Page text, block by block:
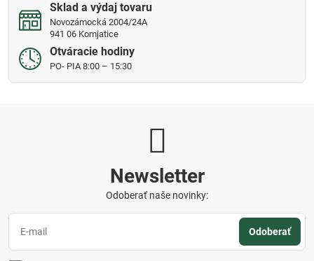
Sklad a výdaj tovaru
Novozámocká 2004/24A
941 06 Komjatice
Otváracie hodiny
PO- PIA 8:00 – 15:30
Newsletter
Odoberať naše novinky:
Odoberať